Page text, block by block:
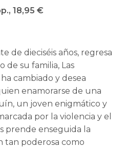
18,95 €
de dieciséis años, regresa
de su familia, Las
cambiado y desea
enamorarse de una
un joven enigmático y
por la violencia y el
prende enseguida la
tan poderosa como